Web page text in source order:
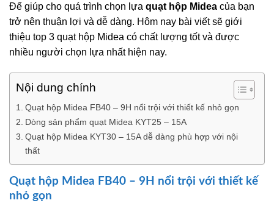
Để giúp cho quá trình chọn lựa quạt hộp Midea của bạn
trở nên thuận lợi và dễ dàng. Hôm nay bài viết sẽ giới
thiệu top 3 quạt hộp Midea có chất lượng tốt và được
nhiều người chọn lựa nhất hiện nay.
Nội dung chính
Quạt hộp Midea FB40 – 9H nổi trội với thiết kế nhỏ gọn
Dòng sản phẩm quạt Midea KYT25 – 15A
Quạt hộp Midea KYT30 – 15A dễ dàng phù hợp với nội
thất
Quạt hộp Midea FB40 – 9H nổi trội với thiết kế
nhỏ gọn